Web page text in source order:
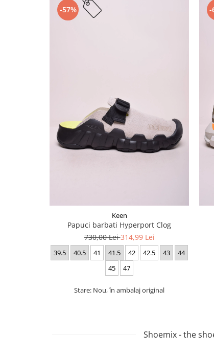
-57%
Keen
Papuci barbati Hyperport Clog
730,00 Lei314,99 Lei
39.5 40.5 41 41.5 42 42.5 43
44
45
47
Stare: Nou, în ambalaj original
-
Shoemix - the